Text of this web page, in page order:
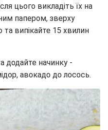
цього викладіть їх на
папером, зверху
випікайте 15 хвилин
додайте начинку -
авокадо до лосось.